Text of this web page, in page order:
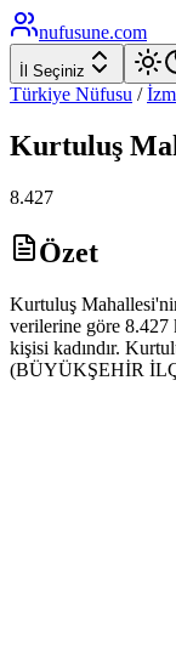
nufusune.com
İl Seçiniz
Türkiye Nüfusu /
Kurtuluş
8.427
Özet
Kurtuluş
verilerine göre
kişisi kadındır.
(BÜYÜKŞEHİR